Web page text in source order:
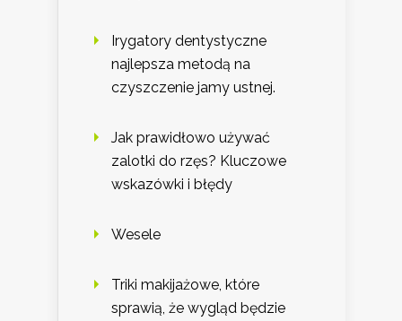
Irygatory dentystyczne
najlepsza metodą na
czyszczenie jamy ustnej.
Jak prawidłowo używać
zalotki do rzęs? Kluczowe
wskazówki i błędy
Wesele
Triki makijażowe, które
sprawią, że wygląd będzie